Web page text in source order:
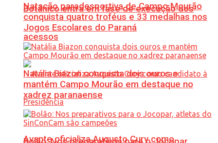
Botânico entra em fase de execução dos
acessos
Avante oficializa Augusto Cury como
Natação paradesportiva de Campo Mourão
conquista quatro troféus e 33 medalhas nos
Jogos Escolares do Paraná
Natália Biazon conquista dois ouros e
mantém Campo Mourão em destaque no
xadrez paranaense